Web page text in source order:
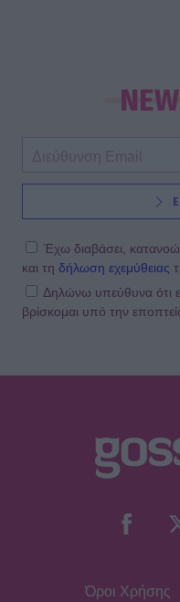
Έχω διαβάσει,
και τη δήλωση εχεμύθειας
Δηλώνω υπεύθυνα ότι
βρίσκομαι υπό την
Όροι Χρήσης